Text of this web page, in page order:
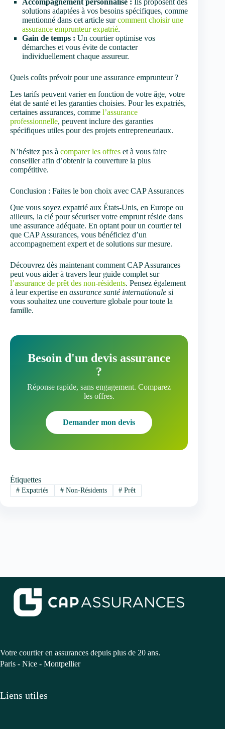
Accompagnement personnalisé : Ils proposent des
solutions adaptées à vos besoins spécifiques, comme
mentionné dans cet article surcomment choisir une
assurance emprunteur expatrié.
Gain de temps : Un courtier optimise vos
démarches et vous évite de contacter
individuellement chaque assureur.
Quels coûts prévoir pour une assurance emprunteur ?
Les tarifs peuvent varier en fonction de votre âge, votre
état de santé et les garanties choisies. Pour les expatriés,
certaines assurances, comme l’assurance
professionnelle, peuvent inclure des garanties
spécifiques utiles pour des projets entrepreneuriaux.
N’hésitez pas à comparer les offres et à vous faire
conseiller afin d’obtenir la couverture la plus
compétitive.
Conclusion : Faites le bon choix avec CAP Assurances
Que vous soyez expatrié aux États-Unis, en Europe ou
ailleurs, la clé pour sécuriser votre emprunt réside dans
une assurance adéquate. En optant pour un courtier tel
que CAP Assurances, vous bénéficiez d’un
accompagnement expert et de solutions sur mesure.
Découvrez dès maintenant comment CAP Assurances
peut vous aider à travers leur guide complet sur
l’assurance de prêt des non-résidents. Pensez également
à leur expertise en assurance santé internationale si
vous souhaitez une couverture globale pour toute la
famille.
Besoin d'un devis assurance
?
Réponse rapide, sans engagement. Comparez
les offres.
Demander mon devis
Étiquettes
#Expatriés #Non-Résidents # Prêt
Votre courtier en assurances depuis plus de 20 ans.
Paris - Nice - Montpellier
Liens utiles